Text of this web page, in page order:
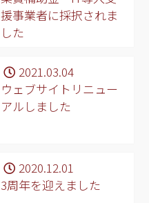
援事業者に採択されま
した
2021.03.04
ウェブサイトリニュー
アルしました
2020.12.01
3周年を迎えました